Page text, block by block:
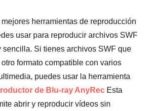
herramientas de reproducción
usar para reproducir archivos SWF
sencilla. Si tienes archivos SWF que
formato compatible con varios
puedes usar la herramienta
de Blu-ray AnyRec Esta
abrir y reproducir vídeos sin